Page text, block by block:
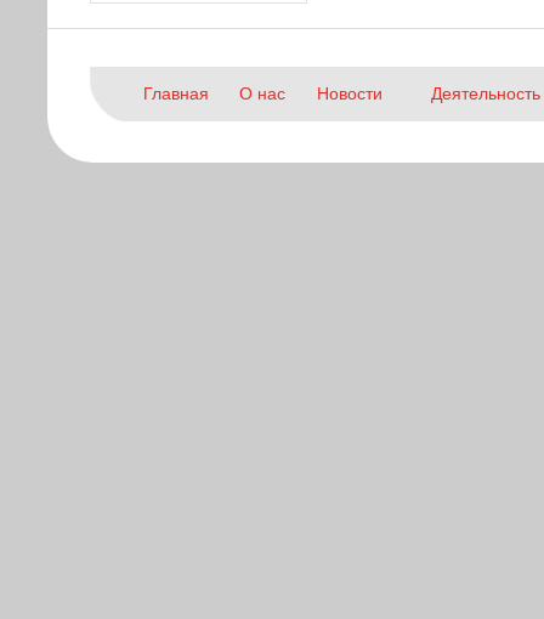
Главная О нас Новости Деятельность